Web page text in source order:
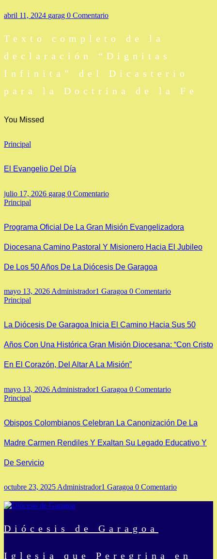
abril 11, 2024 garag 0 Comentario
Texto completo de la
declaración “Dignitas
Infinita” del Dicasterio
para la Doctrina de la Fe
You Missed
Principal
El Evangelio Del Día
julio 17, 2026 garag 0 Comentario
Principal
Programa Oficial De La Gran Misión Evangelizadora
Diocesana Camino Pastoral Y Misionero Hacia El Jubileo
De Los 50 Años De La Diócesis De Garagoa
mayo 13, 2026 Administrador1 Garagoa 0 Comentario
Principal
La Diócesis De Garagoa Inicia El Camino Hacia Sus 50
Años Con Una Histórica Gran Misión Diocesana: “Con Cristo
En El Corazón, Del Altar A La Misión”
mayo 13, 2026 Administrador1 Garagoa 0 Comentario
Principal
Obispos Colombianos Celebran La Canonización De La
Madre Carmen Rendiles Y Exaltan Su Legado Educativo Y
De Servicio
octubre 23, 2025 Administrador1 Garagoa 0 Comentario
Diócesis de Garagoa
Iglesia que Peregrina en